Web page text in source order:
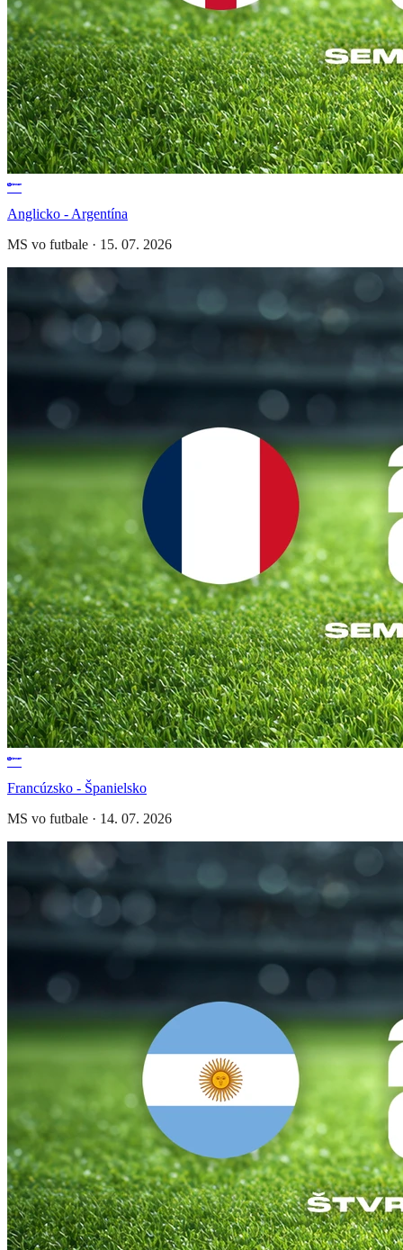
Anglicko - Argentína
MS vo futbale · 15. 07. 2026
Francúzsko - Španielsko
MS vo futbale · 14. 07. 2026